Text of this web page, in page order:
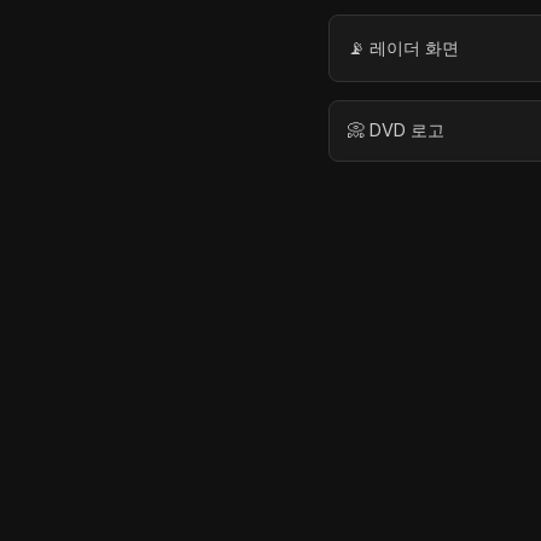
📡 레이더 화면
📀 DVD 로고